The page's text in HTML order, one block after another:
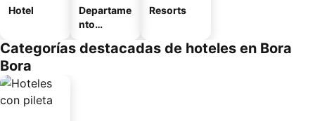
Hotel
Departame
nto
Resorts
Categorías destacadas de hoteles en Bora
Bora